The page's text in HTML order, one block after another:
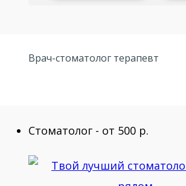
Врач-стоматолог терапевт
Стоматолог - от 500 р.